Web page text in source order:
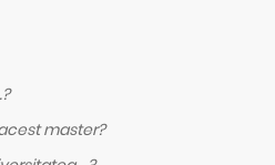
master?